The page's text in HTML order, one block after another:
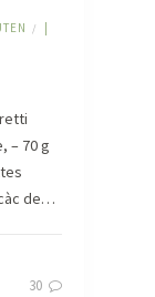
/
– 70 g
de…
30